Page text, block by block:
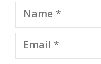
Name
Email